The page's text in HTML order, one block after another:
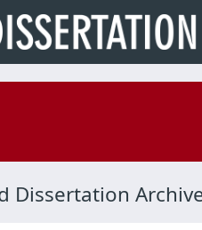
Dissertation